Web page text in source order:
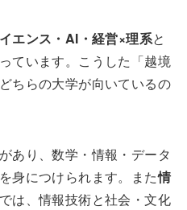
エンス・AI・経営×理系と
ています。こうした「越境
ちらの大学が向いているの
があり、数学・情報・データ
身につけられます。また情
では、情報技術と社会・文化